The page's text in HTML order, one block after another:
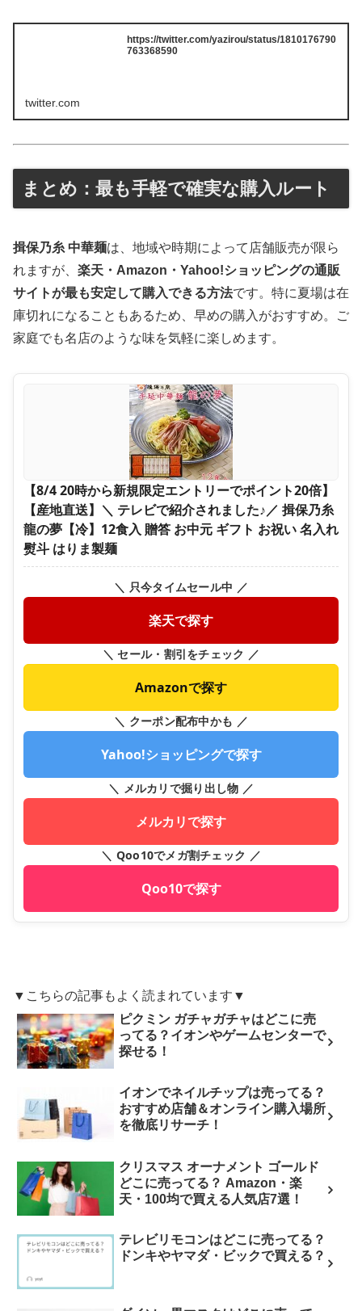
https://twitter.com/yazirou/status/1810176790
763368590
twitter.com
まとめ：最も手軽で確実な購入ルート
揖保乃糸 中華麺は、地域や時期によって店舗販売が限ら
れますが、 楽天・Amazon・Yahoo!ショッピングの通販
サイトが最も安定して購入できる方法です。特に夏場は在
庫切れになることもあるため、早めの購入がおすすめ。ご
家庭でも名店のような味を気軽に楽しめます。
【8/4 20時から新規限定エントリーでポイント20倍】
【産地直送】＼ テレビで紹介されました♪／ 揖保乃糸
龍の夢【冷】12食入 贈答 お中元 ギフト お祝い 名入れ
熨斗 はりま製麺
＼ 只今タイムセール中 ／
楽天で探す
＼ セール・割引をチェック ／
Amazonで探す
＼ クーポン配布中かも ／
Yahoo!ショッピングで探す
＼ メルカリで掘り出し物 ／
メルカリで探す
＼ Qoo10でメガ割チェック ／
Qoo10で探す
▼こちらの記事もよく読まれています▼
ピクミン ガチャガチャはどこに売
ってる？イオンやゲームセンターで
探せる！
イオンでネイルチップは売ってる？
おすすめ店舗＆オンライン購入場所
を徹底リサーチ！
クリスマス オーナメント ゴールド
どこに売ってる？ Amazon・楽
天・100均で買える人気店7選！
テレビリモコンはどこに売ってる？
ドンキやヤマダ・ビックで買える？